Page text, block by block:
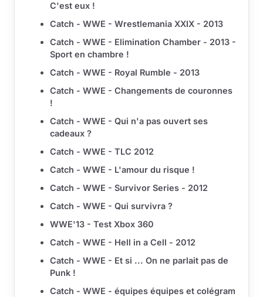
C'est eux !
Catch - WWE - Wrestlemania XXIX - 2013
Catch - WWE - Elimination Chamber - 2013 -
Sport en chambre !
Catch - WWE - Royal Rumble - 2013
Catch - WWE - Changements de couronnes
!
Catch - WWE - Qui n'a pas ouvert ses
cadeaux ?
Catch - WWE - TLC 2012
Catch - WWE - L'amour du risque !
Catch - WWE - Survivor Series - 2012
Catch - WWE - Qui survivra ?
WWE'13 - Test Xbox 360
Catch - WWE - Hell in a Cell - 2012
Catch - WWE - Et si ... On ne parlait pas de
Punk !
Catch - WWE - équipes équipes et colégram